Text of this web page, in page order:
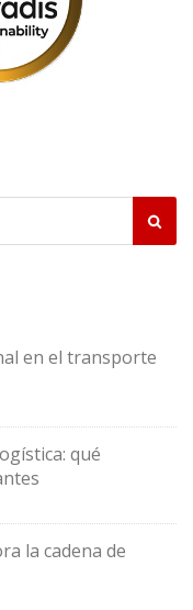
en el transporte
qué
la cadena de